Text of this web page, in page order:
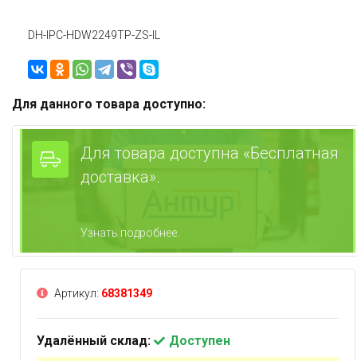
DH-IPC-HDW2249TP-ZS-IL
Для данного товара доступно:
Для товара доступна «Бесплатная
доставка».
Узнать подробнее.
Артикул: 68381349
Удалённый склад:
Доступен